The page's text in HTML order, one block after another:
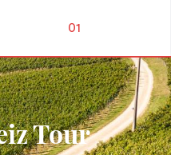
01
Tour